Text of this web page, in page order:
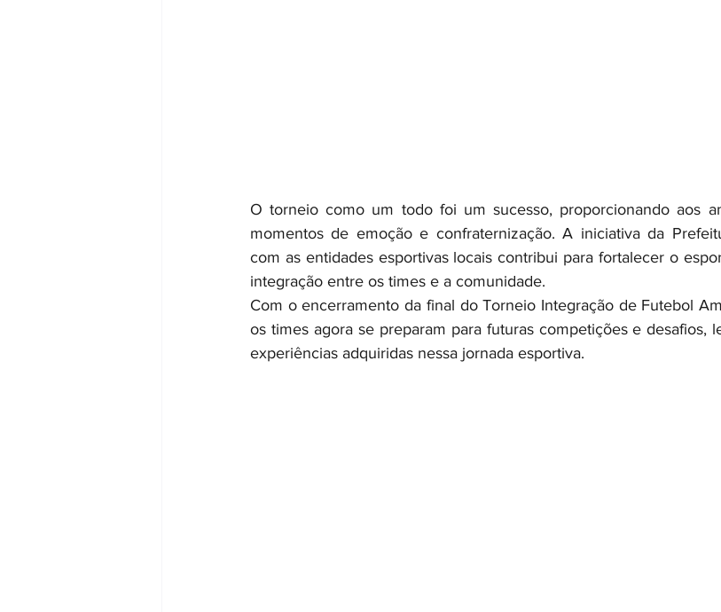
O torneio como um todo foi um sucesso, proporcionando aos
momentos de emoção e confraternização. A iniciativa da
com as entidades esportivas locais contribui para fortalecer o
integração entre os times e a comunidade.
Com o encerramento da final do Torneio Integração de Futebol
os times agora se preparam para futuras competições e desafios,
experiências adquiridas nessa jornada esportiva.